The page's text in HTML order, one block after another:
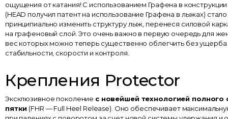
ощущения от катания! С использованием Графена в
(HEAD получил патент на использование Графена в лыжах)
принципиально изменить структуру лыж, перенеся силовой
на графеновый слой. Это очень важно в первую очередь для
вес которых можно теперь существенно облегчить без ущерба
стабильности, скорости и контроля.
Крепления Protector
Эксклюзивное поколение с новейшей технологией
пятки (FHR — Full Heel Release). Оно обеспечивает